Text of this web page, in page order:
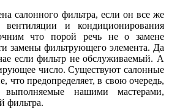
салонного фильтра, если он все же
вентиляции и кондиционирования
что порой речь не о замене
замены фильтрующего элемента. Да
если фильтр не обслуживаемый. А
число. Существуют салонные
что предопределяет, в свою очередь,
выполняемые нашими мастерами,
фильтра.